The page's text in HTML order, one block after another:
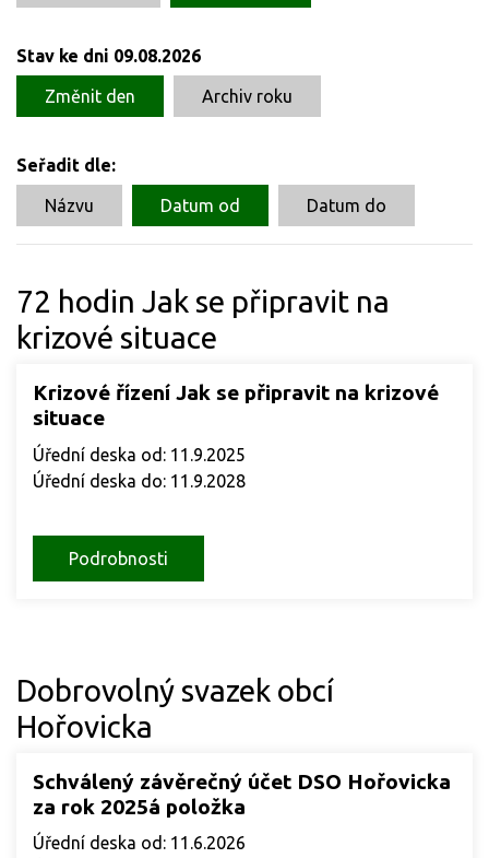
Stav ke dni 09.08.2026
Změnit den Archiv roku
Seřadit dle:
Názvu Datum od Datum do
72 hodin Jak se připravit na
krizové situace
Krizové řízení Jak se připravit na krizové
situace
Úřední deska od: 11.9.2025
Úřední deska do: 11.9.2028
Podrobnosti
Dobrovolný svazek obcí
Hořovicka
Schválený závěrečný účet DSO Hořovicka
za rok 2025á položka
Úřední deska od: 11.6.2026